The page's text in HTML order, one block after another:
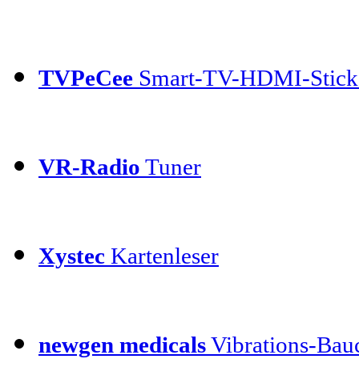
TVPeCee Smart-TV-HDMI-
VR-Radio Tuner
Xystec Kartenleser
newgen medicalsVibrations-